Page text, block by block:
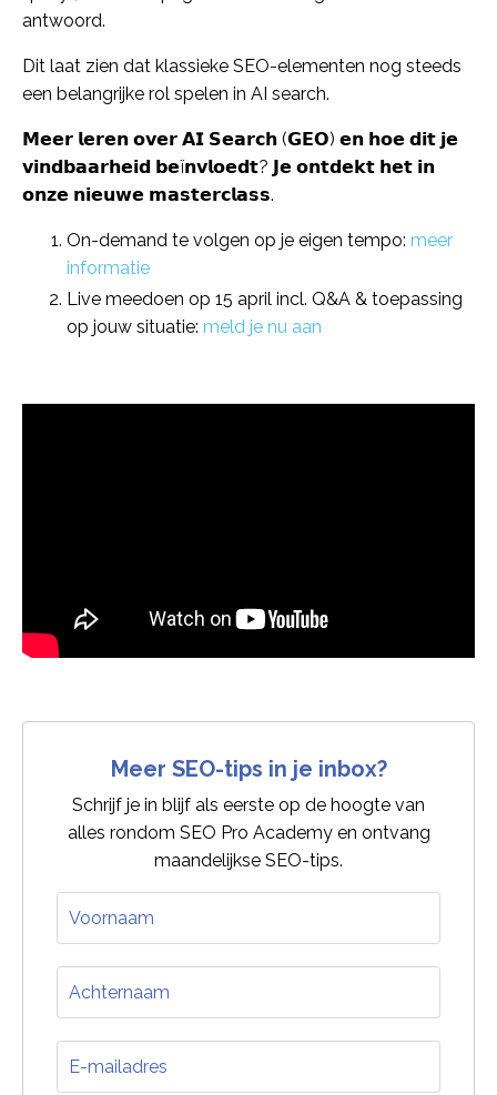
antwoord.
Dit laat zien dat klassieke SEO-elementen nog steeds
een belangrijke rol spelen in AI search.
𝗠𝗲𝗲𝗿 𝗹𝗲𝗿𝗲𝗻 𝗼𝘃𝗲𝗿 𝗔𝗜 𝗦𝗲𝗮𝗿𝗰𝗵 (𝗚𝗘𝗢) 𝗲𝗻 𝗵𝗼𝗲 𝗱𝗶𝘁 𝗷𝗲
𝘃𝗶𝗻𝗱𝗯𝗮𝗮𝗿𝗵𝗲𝗶𝗱 𝗯𝗲ï𝗻𝘃𝗹𝗼𝗲𝗱𝘁? 𝗝𝗲 𝗼𝗻𝘁𝗱𝗲𝗸𝘁 𝗵𝗲𝘁 𝗶𝗻
𝗼𝗻𝘇𝗲 𝗻𝗶𝗲𝘂𝘄𝗲 𝗺𝗮𝘀𝘁𝗲𝗿𝗰𝗹𝗮𝘀𝘀.
On-demand te volgen op je eigen tempo: meer
informatie
Live meedoen op 15 april incl. Q&A & toepassing
op jouw situatie: meld je nu aan
Meer SEO-tips in je inbox?
Schrijf je in blijf als eerste op de hoogte van
alles rondom SEO Pro Academy en ontvang
maandelijkse SEO-tips.